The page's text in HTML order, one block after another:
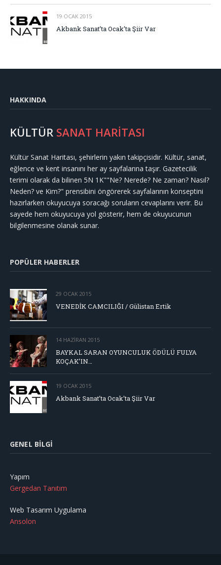
19 OCAK 2015
Akbank Sanat’ta Ocak’ta Şiir Var
HAKKINDA
KÜLTÜR SANAT HARİTASI
Kültür Sanat Haritası, şehirlerin yakın takipçisidir. Kültür, sanat,
eğlence ve kent insanını her ay sayfalarına taşır. Gazetecilik
terimi olarak da bilinen 5N 1K""Ne? Nerede? Ne zaman? Nasıl?
Neden? ve Kim?" prensibini öngörerek sayfalarının konseptini
hazırlarken okuyucuya soracağı soruların cevaplarını verir. Bu
sayede hem okuyucuya yol gösterir, hem de okuyucunun
bilgilenmesine olanak sunar.
POPÜLER HABERLER
29 OCAK 2015
VENEDİK CAMCILIĞI / Gülistan Ertik
14 HAZIRAN 2015
BAYKAL SARAN OYUNCULUK ÖDÜLÜ FULYA
KOÇAK’IN…
19 OCAK 2015
Akbank Sanat’ta Ocak’ta Şiir Var
GENEL BILGI
Yapım
Gergedan Tanıtım
Web Tasarım Uygulama
Ansolon